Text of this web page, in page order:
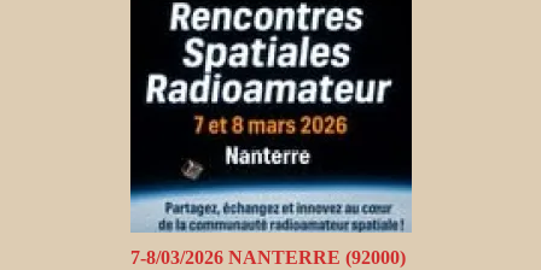
7-8/03/2026 NANTERRE (92000)